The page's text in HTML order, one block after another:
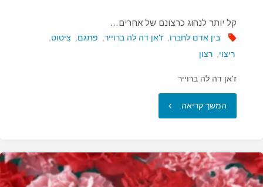
קל יותר לנהוג כרצונם של אחרים…
בין אדם לחברו ז'אן דה לה ברוייר פתגם ציטוט
ריצוי
רצון
ז'אן דה לה ברוייר
המשך קריאה "קל
לנהוג
כרצונם